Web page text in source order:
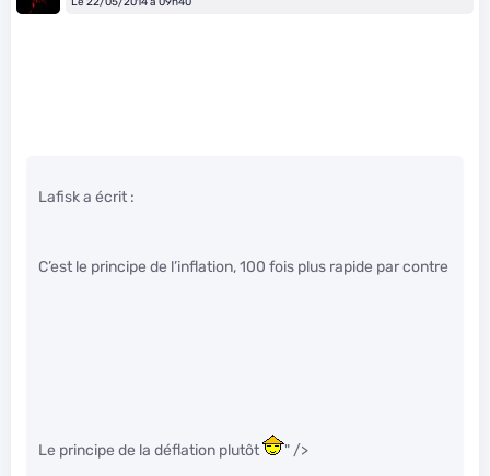
Lafisk a écrit :
C’est le principe de l’inflation, 100 fois plus rapide par contre
Le principe de la déflation plutôt " />